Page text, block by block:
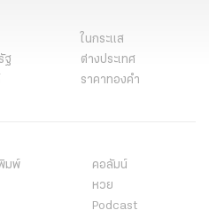
ในกระแส
ฐ
ต่างประเทศ
ราคาทองคำ
มพ์
คอลัมน์
หวย
Podcast